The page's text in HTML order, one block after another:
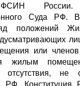
России.
Суда
положений
или
жилым
отсутствия, не